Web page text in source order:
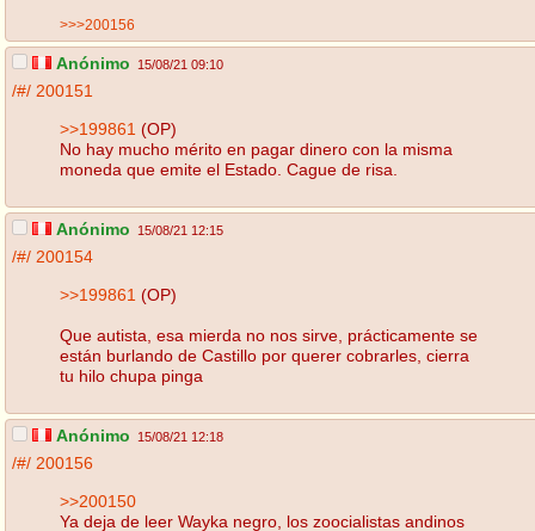
>>>200156
Anónimo 15/08/21 09:10
/#/ 200151
>>199861 (OP)
No hay mucho mérito en pagar dinero con la misma
moneda que emite el Estado. Cague de risa.
Anónimo 15/08/21 12:15
/#/ 200154
>>199861 (OP)
Que autista, esa mierda no nos sirve, prácticamente se
están burlando de Castillo por querer cobrarles, cierra
tu hilo chupa pinga
Anónimo 15/08/21 12:18
/#/ 200156
>>200150
Ya deja de leer Wayka negro, los zoocialistas andinos